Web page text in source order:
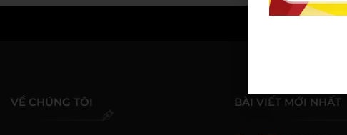
VỀ CHÚNG TÔI BÀI VIẾT MỚI NHẤT